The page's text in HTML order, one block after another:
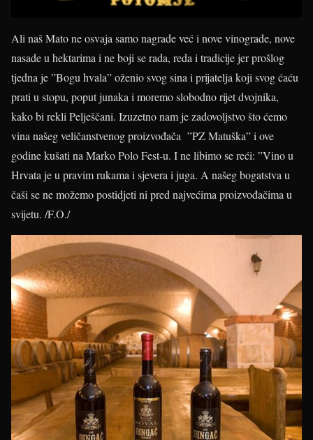
Ali naš Mato ne osvaja samo nagrade već i nove vinograde, nove
nasade u hektarima i ne boji se rada, reda i tradicije jer prošlog
tjedna je ”Bogu hvala” oženio svog sina i prijatelja koji svog ćaću
prati u stopu, poput junaka i moremo slobodno rijet dvojnika,
kako bi rekli Pelješčani. Izuzetno nam je zadovoljstvo što ćemo
vina našeg veličanstvenog proizvođača ”PZ Matuška” i ove
godine kušati na Marko Polo Fest-u. I ne libimo se reći: ”Vino u
Hrvata je u pravim rukama i sjevera i juga. A našeg bogatstva u
čaši se ne možemo postidjeti ni pred najvećima proizvođačima u
svijetu. /F.O./